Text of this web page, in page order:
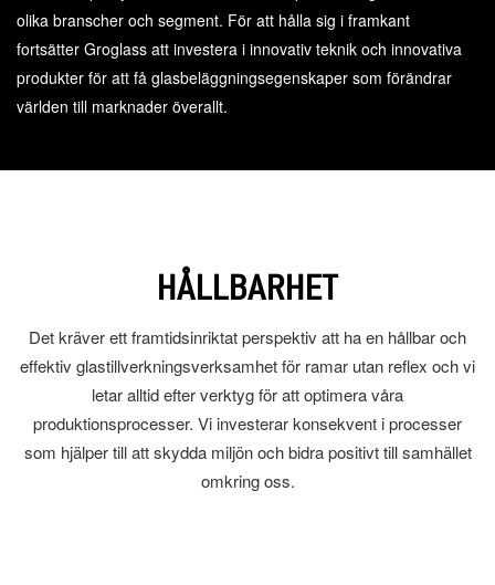
olika branscher och segment. För att hålla sig i framkant
fortsätter Groglass att investera i innovativ teknik och innovativa
produkter för att få glasbeläggningsegenskaper som förändrar
världen till marknader överallt.
HÅLLBARHET
Det kräver ett framtidsinriktat perspektiv att ha en hållbar och
effektiv glastillverkningsverksamhet för ramar utan reflex och vi
letar alltid efter verktyg för att optimera våra
produktionsprocesser. Vi investerar konsekvent i processer
som hjälper till att skydda miljön och bidra positivt till samhället
omkring oss.